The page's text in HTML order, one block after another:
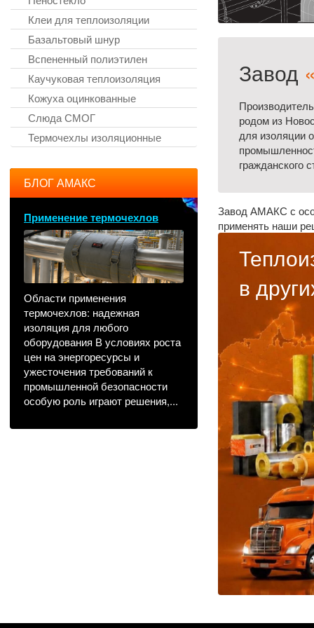
Завод
родом из
для изоляции
гражданского
Завод АМАКС с
применять наши
в
Клеи для теплоизоляции
Базальтовый шнур
Вспененный полиэтилен
Каучуковая теплоизоляция
Кожуха оцинкованные
Слюда СМОГ
Термочехлы изоляционные
БЛОГ АМАКС
Применение термочехлов
Области применения
термочехлов: надежная
изоляция для любого
оборудования В условиях роста
цен на энергоресурсы и
ужесточения требований к
промышленной безопасности
особую роль играют решения,...